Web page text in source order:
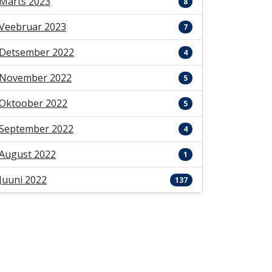
2023 7
2022 4
2022 5
2022 5
2022 4
2022 1
2022 137